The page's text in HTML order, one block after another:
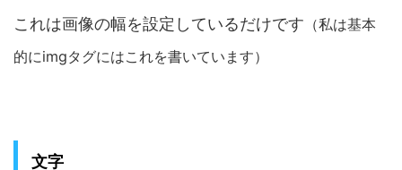
これは画像の幅を設定しているだけです （私は基本
的にimgタグにはこれを書いています）
文字